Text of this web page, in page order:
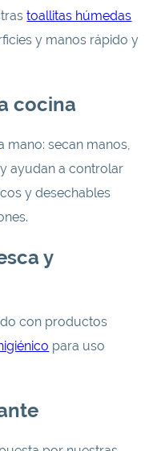
toallitas húmedas
y manos rápido y
cocina
mano: secan manos,
ayudan a controlar
y desechables
y
con productos
para uso